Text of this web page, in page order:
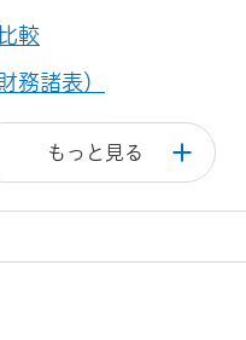
較
務諸表）
もっと見る